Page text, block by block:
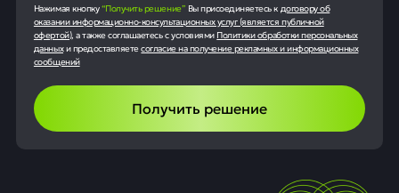
Нажимая кнопку“Получить решение” Вы присоединяетесь к договору об
оказании информационно-консультационных услуг (является публичной
офертой), а также соглашаетесь с условиями Политики обработки персональных
данныхи предоставляетесогласие на получение рекламных и информационных
сообщений
Получить решение